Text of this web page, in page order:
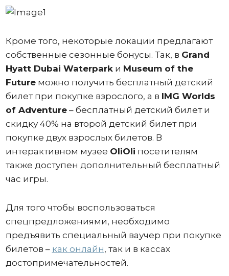
Кроме того, некоторые локации предлагают
собственные сезонные бонусы. Так, в Grand
Hyatt Dubai Waterparkи Museum of the
Futureможно получить бесплатный детский
билет при покупке взрослого, а в IMG Worlds
of Adventure– бесплатный детский билет и
скидку 40% на второй детский билет при
покупке двух взрослых билетов. В
интерактивном музее OliOli посетителям
также доступен дополнительный бесплатный
час игры.
Для того чтобы воспользоваться
спецпредложениями, необходимо
предъявить специальный ваучер при покупке
билетов – как онлайн, так и в кассах
достопримечательностей.